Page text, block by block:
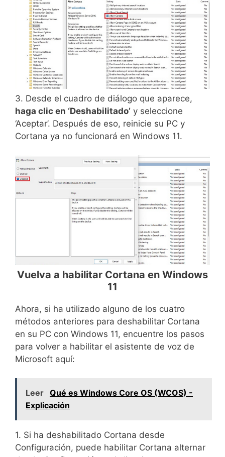
3. Desde el cuadro de diálogo que aparece,
haga clic en ‘Deshabilitado’ y seleccione
‘Aceptar’. Después de eso, reinicie su PC y
Cortana ya no funcionará en Windows 11.
Vuelva a habilitar Cortana en Windows
11
Ahora, si ha utilizado alguno de los cuatro
métodos anteriores para deshabilitar Cortana
en su PC con Windows 11, encuentre los pasos
para volver a habilitar el asistente de voz de
Microsoft aquí:
Leer Qué es Windows Core OS (WCOS) -
Explicación
1. Si ha deshabilitado Cortana desde
Configuración, puede habilitar Cortana alternar